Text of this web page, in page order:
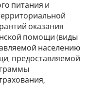
питания и
оказания
помощи (виды
населению
предоставляемой